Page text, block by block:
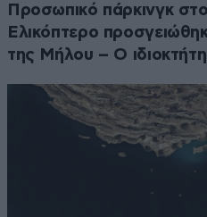
Προσωπικό πάρκινγκ
Ελικόπτερο
της Μήλου – Ο